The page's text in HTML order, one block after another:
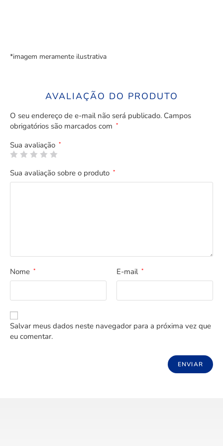
*imagem meramente ilustrativa
AVALIAÇÃO DO PRODUTO
O seu endereço de e-mail não será publicado. Campos
obrigatórios são marcados com *
Sua avaliação *
Sua avaliação sobre o produto *
Nome * E-mail *
Salvar meus dados neste navegador para a próxima vez que
eu comentar.